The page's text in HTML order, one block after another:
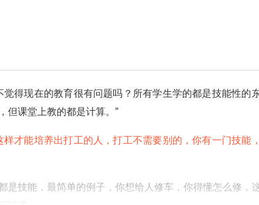
得现在的教育很有问题吗？所有学生学的都是技能性的
但课堂上教的都是计算。”
样才能培养出打工的人，打工不需要别的，你有一门技能
是技能，最简单的例子，你想给人修车，你得懂怎么修，